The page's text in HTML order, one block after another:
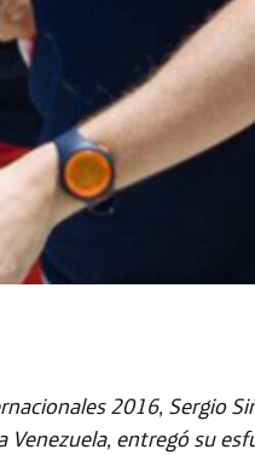
2016, Sergio
Venezuela, entregó su